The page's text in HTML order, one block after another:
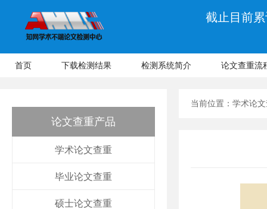
截止目前
首页 下载检测结果 检测系统简介 论文查重流
论文查重产品
学术论文查重
毕业论文查重
硕士论文查重
当前位置： 学术论